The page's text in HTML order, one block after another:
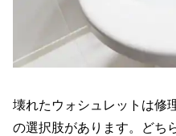
壊れたウォシュレットは修
の選択肢があります。どち